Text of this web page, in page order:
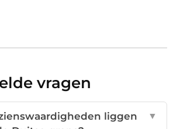
vragen
liggen
▼